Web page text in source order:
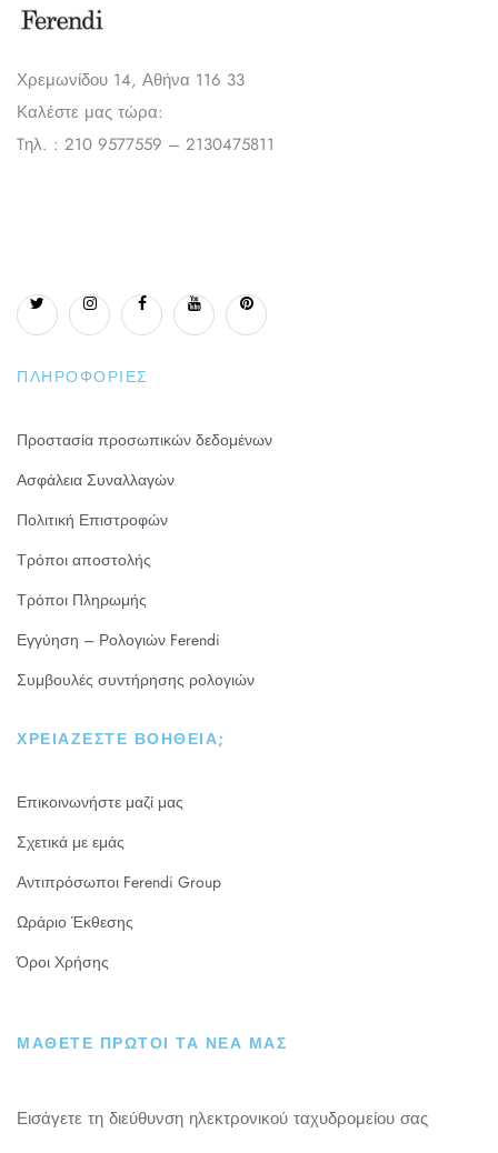
Χρεμωνίδου 14, Αθήνα 116 33
Καλέστε μας τώρα:
Tηλ. : 210 9577559 – 2130475811
ΠΛΗΡΟΦΟΡΊΕΣ
Προστασία προσωπικών δεδομένων
Ασφάλεια Συναλλαγών
Πολιτική Επιστροφών
Τρόποι αποστολής
Τρόποι Πληρωμής
Εγγύηση – Ρολογιών Ferendi
Συμβουλές συντήρησης ρολογιών
ΧΡΕΙΆΖΕΣΤΕ ΒΟΉΘΕΙΑ;
Επικοινωνήστε μαζί μας
Σχετικά με εμάς
Αντιπρόσωποι Ferendi Group
Ωράριο Έκθεσης
Όροι Χρήσης
ΜΑΘΕΤΕ ΠΡΩΤΟΙ ΤΑ ΝΕΑ ΜΑΣ
Εισάγετε τη διεύθυνση ηλεκτρονικού ταχυδρομείου σας